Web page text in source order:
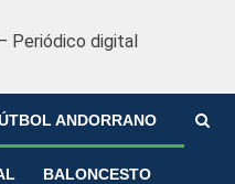
ANDORRANO
BALONCESTO